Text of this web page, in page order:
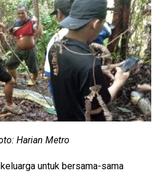
Harian Metro
untuk bersama-sama